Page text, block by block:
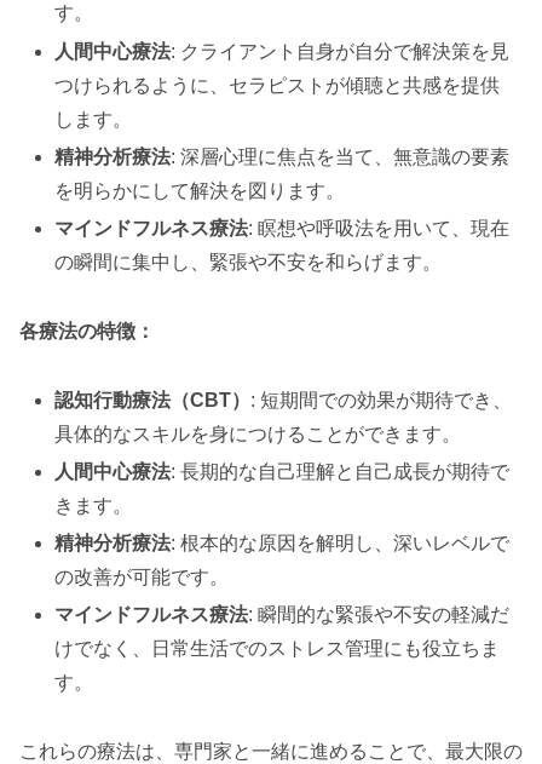
す。
人間中心療法: クライアント自身が自分で解決策を見
つけられるように、セラピストが傾聴と共感を提供
します。
精神分析療法: 深層心理に焦点を当て、無意識の要素
を明らかにして解決を図ります。
マインドフルネス療法: 瞑想や呼吸法を用いて、現在
の瞬間に集中し、緊張や不安を和らげます。
各療法の特徴：
認知行動療法（CBT） : 短期間での効果が期待でき、
具体的なスキルを身につけることができます。
人間中心療法: 長期的な自己理解と自己成長が期待で
きます。
精神分析療法: 根本的な原因を解明し、深いレベルで
の改善が可能です。
マインドフルネス療法: 瞬間的な緊張や不安の軽減だ
けでなく、日常生活でのストレス管理にも役立ちま
す。
これらの療法は、専門家と一緒に進めることで、最大限の